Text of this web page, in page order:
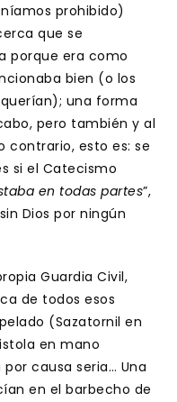
prohibido)
que se
porque era como
bien (o los
una forma
pero también y al
contrario, esto es: se
si el Catecismo
en todas partes”,
Dios por ningún
Guardia Civil,
de todos esos
(Sazatornil en
en mano
causa seria… Una
en el barbecho de